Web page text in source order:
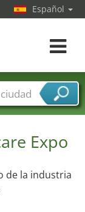
Expo
de la industria
Español
toggle